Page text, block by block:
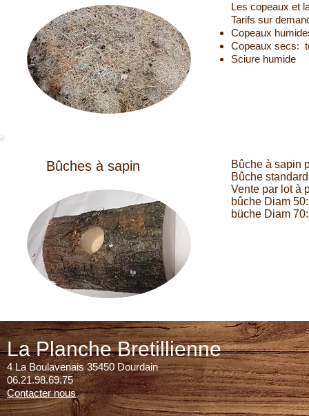
Les copeaux et
Tarifs sur
Copeaux
Copeaux secs:
Sciure humide
Bûches à sapin
Bûche à sapin
Bûche
Vente par lot à
bûche Diam
büche Diam
La Planche Bretillienne
4 La Boulavenais 35450 Dourdain
06.21.98.69.75
Contacter nous